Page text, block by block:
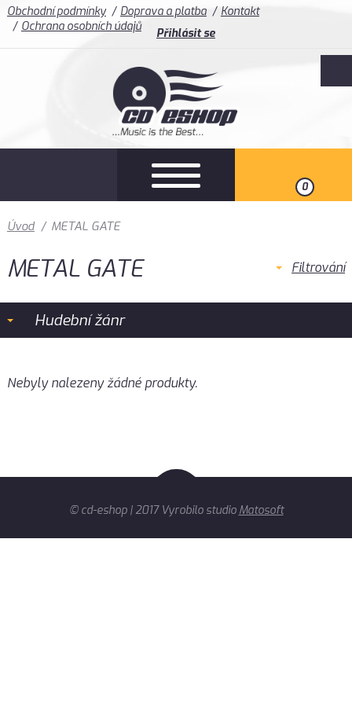
Obchodní podmínky Doprava a platba
Kontakt
Ochrana osobních údajů
Přihlásit se
0
Úvod / METAL GATE
METAL GATE Filtrování
Hudební žánr
Nebyly nalezeny žádné produkty.
© cd-eshop | 2017 Vyrobilo studio Matosoft